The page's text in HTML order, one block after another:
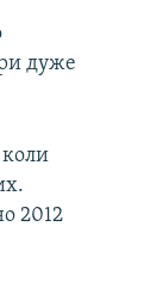
дуже
коли
2012